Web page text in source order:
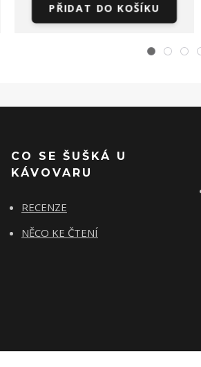
PŘIDAT DO KOŠÍKU
CO SE ŠUŠKÁ U
KÁVOVARU
RECENZE
NĚCO KE ČTENÍ